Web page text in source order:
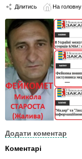
Ділитись На головну
Додати коментар
Коментарі